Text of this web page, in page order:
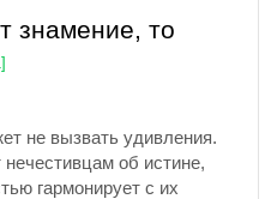
знамение, то
не вызвать удивления.
об истине,
гармонирует с их